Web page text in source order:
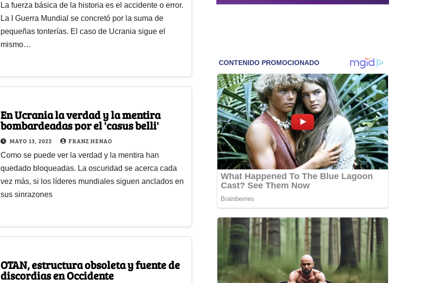
La fuerza básica de la historia es el accidente o error.
La I Guerra Mundial se concretó por la suma de
pequeñas tonterías. El caso de Ucrania sigue el
mismo…
En Ucrania la verdad y la mentira
bombardeadas por el 'casus belli'
MAYO 13, 2022 FRANZ HENAO
Como se puede ver la verdad y la mentira han
quedado bloqueadas. La oscuridad se acerca cada
vez más, si los líderes mundiales siguen anclados en
sus sinrazones
OTAN, estructura obsoleta y fuente de
discordias en Occidente